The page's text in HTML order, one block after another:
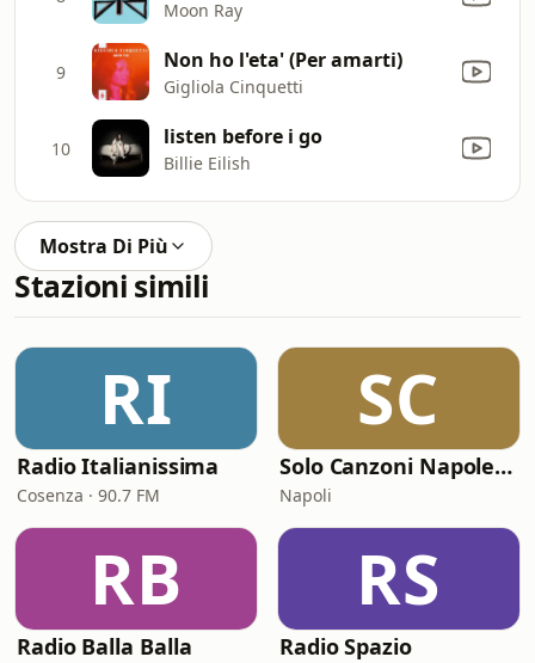
Moon Ray
9 Non ho l'eta' (Per amarti)
Gigliola Cinquetti
10 listen before i go
Billie Eilish
Mostra Di Più
Stazioni simili
RI
Radio Italianissima
Cosenza · 90.7 FM
SC
Solo Canzoni Napoletane
Napoli
RB
Radio Balla Balla
RS
Radio Spazio